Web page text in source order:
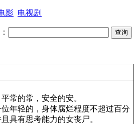
影 电视剧
常的常，安全的安。
年轻的，身体腐烂程度不超过百分
具有思考能力的女丧尸。